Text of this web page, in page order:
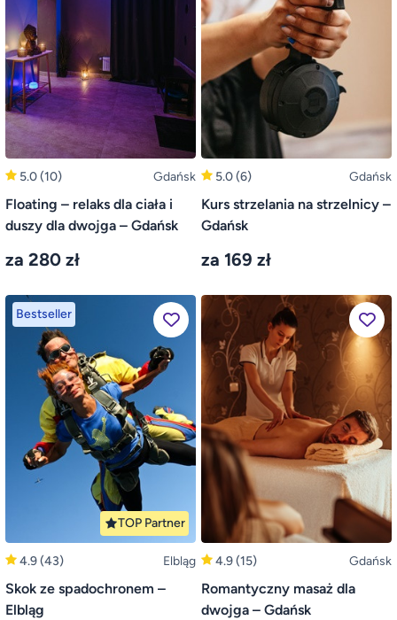
5.0(10) Gdańsk
Floating – relaks dla ciała i
duszy dla dwojga – Gdańsk
za 280 zł
5.0(6) Gdańsk
Kurs strzelania na strzelnicy –
Gdańsk
za 169 zł
Bestseller
TOP Partner
4.9(43) Elbląg
Skok ze spadochronem –
Elbląg
4.9(15) Gdańsk
Romantyczny masaż dla
dwojga – Gdańsk